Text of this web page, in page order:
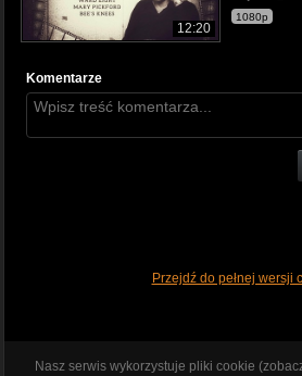
12:20
1080p
Komentarze
Przejdź do pełnej wersji
Nasz serwis wykorzystuje pliki cookie